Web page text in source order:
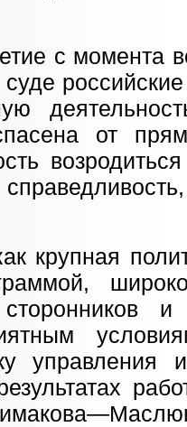
с момента
от
крупная
и
управления